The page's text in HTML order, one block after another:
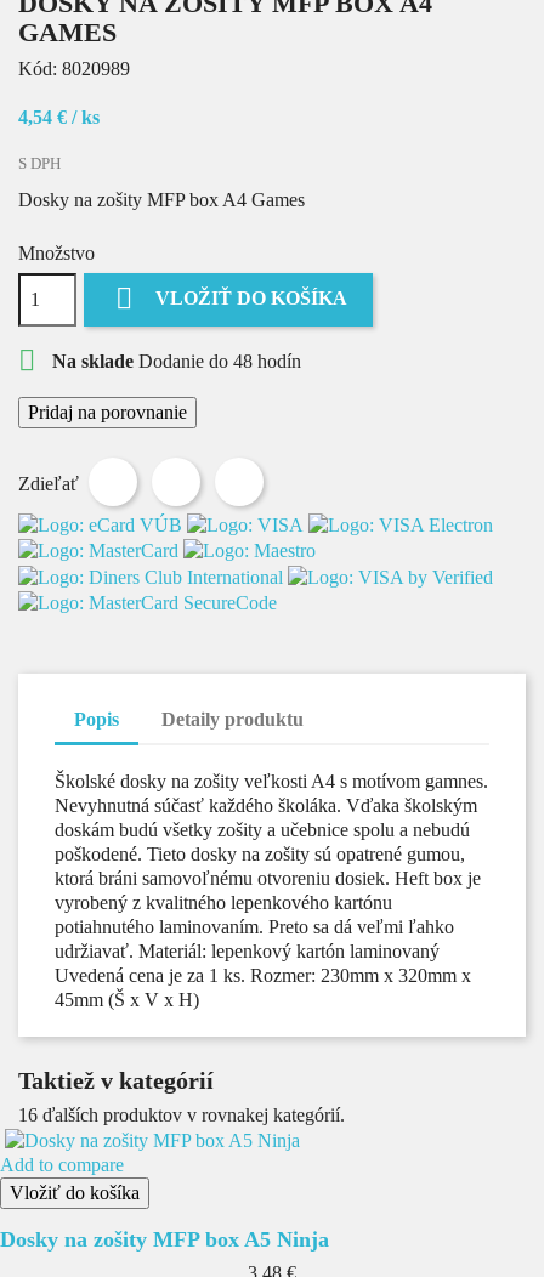
GAMES
Kód: 8020989
4,54 € / ks
S DPH
Dosky na zošity MFP box A4 Games
Množstvo
 VLOŽIŤ DO KOŠÍKA
 Na sklade Dodanie do 48 hodín
Pridaj na porovnanie
Zdieľať
Zdieľať Tweetnuť
Popis Detaily produktu
Školské dosky na zošity veľkosti A4 s motívom gamnes.
Nevyhnutná súčasť každého školáka. Vďaka školským
doskám budú všetky zošity a učebnice spolu a nebudú
poškodené. Tieto dosky na zošity sú opatrené gumou,
ktorá bráni samovoľnému otvoreniu dosiek. Heft box je
vyrobený z kvalitného lepenkového kartónu
potiahnutého laminovaním. Preto sa dá veľmi ľahko
udržiavať. Materiál: lepenkový kartón laminovaný
Uvedená cena je za 1 ks. Rozmer: 230mm x 320mm x
45mm (Š x V x H)
Taktiež v kategórií
16 ďalších produktov v rovnakej kategórií.
Add to compare
Vložiť do košíka
Dosky na zošity MFP box A5 Ninja
Cena